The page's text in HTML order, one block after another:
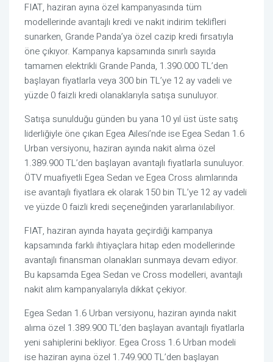
FIAT, haziran ayına özel kampanyasında tüm
modellerinde avantajlı kredi ve nakit indirim teklifleri
sunarken, Grande Panda’ya özel cazip kredi fırsatıyla
öne çıkıyor. Kampanya kapsamında sınırlı sayıda
tamamen elektrikli Grande Panda, 1.390.000 TL’den
başlayan fiyatlarla veya 300 bin TL’ye 12 ay vadeli ve
yüzde 0 faizli kredi olanaklarıyla satışa sunuluyor.
Satışa sunulduğu günden bu yana 10 yıl üst üste satış
liderliğiyle öne çıkan Egea Ailesi’nde ise Egea Sedan 1.6
Urban versiyonu, haziran ayında nakit alıma özel
1.389.900 TL’den başlayan avantajlı fiyatlarla sunuluyor.
ÖTV muafiyetli Egea Sedan ve Egea Cross alımlarında
ise avantajlı fiyatlara ek olarak 150 bin TL’ye 12 ay vadeli
ve yüzde 0 faizli kredi seçeneğinden yararlanılabiliyor.
FIAT, haziran ayında hayata geçirdiği kampanya
kapsamında farklı ihtiyaçlara hitap eden modellerinde
avantajlı finansman olanakları sunmaya devam ediyor.
Bu kapsamda Egea Sedan ve Cross modelleri, avantajlı
nakit alım kampanyalarıyla dikkat çekiyor.
Egea Sedan 1.6 Urban versiyonu, haziran ayında nakit
alıma özel 1.389.900 TL’den başlayan avantajlı fiyatlarla
yeni sahiplerini bekliyor. Egea Cross 1.6 Urban modeli
ise haziran ayına özel 1.749.900 TL’den başlayan